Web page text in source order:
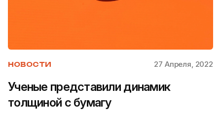
НОВОСТИ 27 Апреля, 2022
Ученые представили динамик
толщиной с бумагу